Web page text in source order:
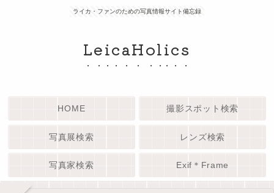
ライカ・ファンのための写真情報サイト備忘録
LeicaHolics
HOME 撮影スポット検索
写真展検索 レンズ検索
写真家検索 Exif＊Frame